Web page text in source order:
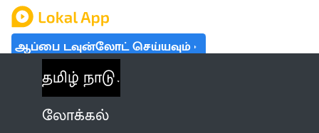
ஆப்பை டவுன்லோட் செய்யவும்
தமிழ் நாடு
லோக்கல்